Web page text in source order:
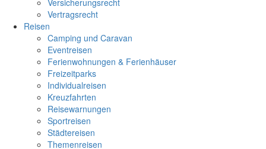
Versicherungsrecht
Vertragsrecht
Reisen
Camping und Caravan
Eventreisen
Ferienwohnungen & Ferienhäuser
Freizeitparks
Individualreisen
Kreuzfahrten
Reisewarnungen
Sportreisen
Städtereisen
Themenreisen